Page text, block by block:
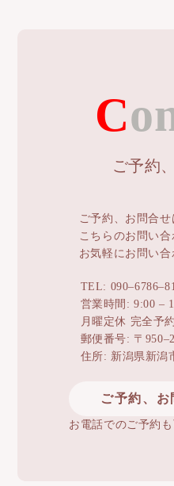
ご予約
ご予約、お問合せ
こちらのお問い合
お気軽にお問い合
TEL:
営業時間: 9:00 –
月曜定休 完全予
郵便番号: 〒
住所: 新潟県新潟
ご予約、お
お電話でのご予約も